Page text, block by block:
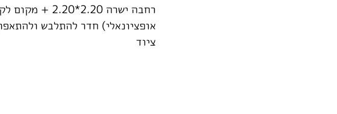
רחבה ישרה
אופציונאלי) חדר להתלבש
ציוד